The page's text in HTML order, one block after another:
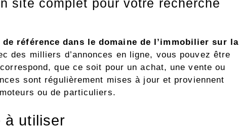
site complet pour votre recherche
référence dans le domaine de l’immobilier sur la
des milliers d’annonces en ligne, vous pouvez être
que ce soit pour un achat, une vente ou
sont régulièrement mises à jour et proviennent
ou de particuliers.
à utiliser